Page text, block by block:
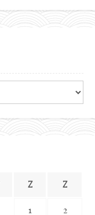
Z Z
1 2